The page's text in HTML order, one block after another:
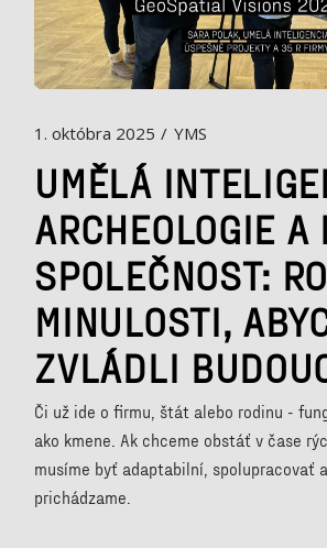
1. októbra 2025 YMS
UMĚLÁ
ARCHEOLOGIE A
SPOLEČNOST:
MINULOSTI,
ZVLÁDLI
Či už ide o firmu, štát alebo rodinu -
ako kmene. Ak chceme obstáť v čase
musíme byť adaptabilní, spolupracovať
prichádzame.